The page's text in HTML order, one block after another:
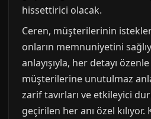
hissettirici olacak.
Ceren, müşterilerinin
onların memnuniyetini
anlayışıyla, her detayı
müşterilerine unutulmaz
zarif tavırları ve etkileyici
geçirilen her anı özel